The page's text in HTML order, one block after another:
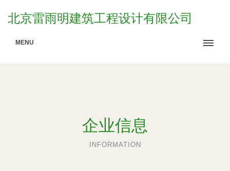
北京雷雨明建筑工程设计有限公司
MENU
企业信息
INFORMATION